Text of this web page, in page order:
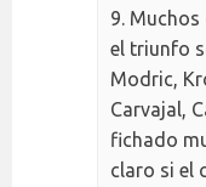
9.
el triunfo
Modric,
Carvajal,
fichado
claro si el